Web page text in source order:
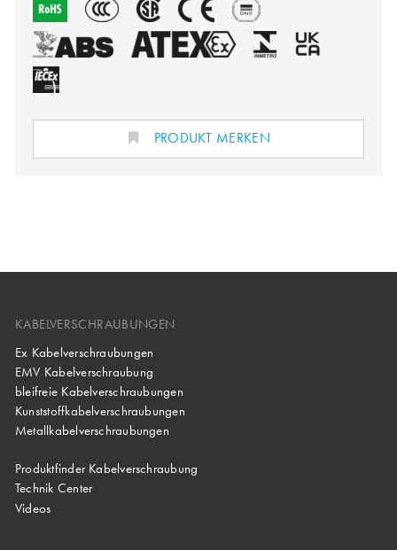
PRODUKT MERKEN
KABELVERSCHRAUBUNGEN
Ex Kabelverschraubungen
EMV Kabelverschraubung
bleifreie Kabelverschraubungen
Kunststoffkabelverschraubungen
Metallkabelverschraubungen
Produktfinder Kabelverschraubung
Technik Center
Videos